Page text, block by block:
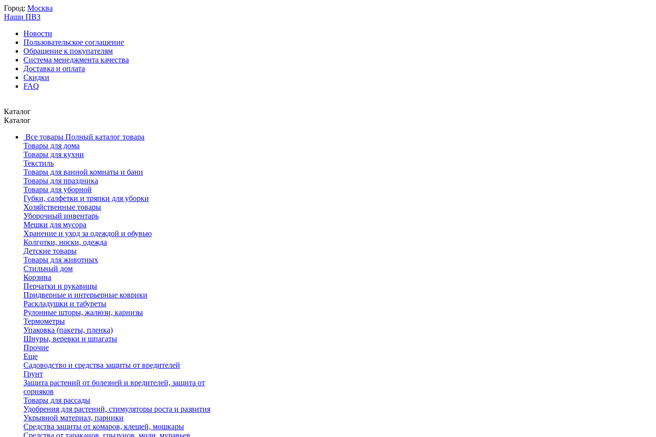
Город: Москва
Наши ПВЗ
Новости
Пользовательское соглашение
Обращение к покупателям
Система менеджмента качества
Доставка и оплата
Скидки
FAQ
Каталог
Каталог
Все товары Полный каталог товара
Товары для дома
Товары для кухни
Текстиль
Товары для ванной комнаты и бани
Товары для праздника
Товары для уборной
Губки, салфетки и тряпки для уборки
Хозяйственные товары
Уборочный инвентарь
Мешки для мусора
Хранение и уход за одеждой и обувью
Колготки, носки, одежда
Детские товары
Товары для животных
Стильный дом
Корзина
Перчатки и рукавицы
Придверные и интерьерные коврики
Раскладушки и табуреты
Рулонные шторы, жалюзи, карнизы
Термометры
Упаковка (пакеты, пленка)
Шнуры, веревки и шпагаты
Прочие
Еще
Садоводство и средства защиты от вредителей
Грунт
Защита растений от болезней и вредителей, защита от
сорняков
Товары для рассады
Удобрения для растений, стимуляторы роста и развития
Укрывной материал, парники
Средства защиты от комаров, клещей, мошкары
Средства от тараканов, грызунов, моли, муравьев